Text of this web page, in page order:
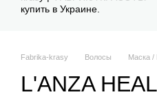
Fabrika-krasy Волосы Маска /
L'ANZA